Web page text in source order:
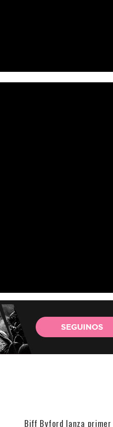
Biff Byford lanza primer